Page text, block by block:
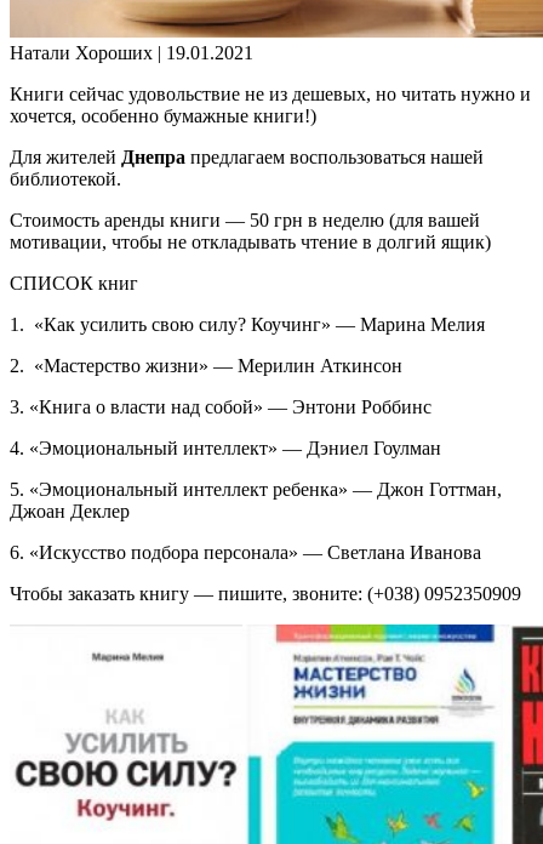
Натали Хороших | 19.01.2021
Книги сейчас удовольствие не из дешевых, но читать нужно и
хочется, особенно бумажные книги!)
Для жителей Днепра предлагаем воспользоваться нашей
библиотекой.
Стоимость аренды книги — 50 грн в неделю (для вашей
мотивации, чтобы не откладывать чтение в долгий ящик)
СПИСОК книг
1. «Как усилить свою силу? Коучинг» — Марина Мелия
2. «Мастерство жизни» — Мерилин Аткинсон
3. «Книга о власти над собой» — Энтони Роббинс
4. «Эмоциональный интеллект» — Дэниел Гоулман
5. «Эмоциональный интеллект ребенка» — Джон Готтман,
Джоан Деклер
6. «Искусство подбора персонала» — Светлана Иванова
Чтобы заказать книгу — пишите, звоните: (+038) 0952350909